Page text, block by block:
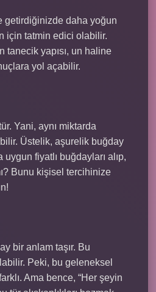
getirdiğinizde daha yoğun
için tatmin edici olabilir.
tanecik yapısı, un haline
yol açabilir.
Yani, aynı miktarda
Üstelik, aşurelik buğday
fiyatlı buğdayları alıp,
Bunu kişisel tercihinize
bir anlam taşır. Bu
Peki, bu geleneksel
Ama bence, “Her şeyin